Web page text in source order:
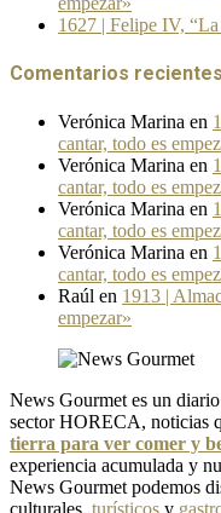
1627 | Felipe IV,
Comentarios recientes
Verónica Marina en
cantar, todo es
Verónica Marina en
cantar, todo es
Verónica Marina en
cantar, todo es
Verónica Marina en
cantar, todo es
Raúl en 1913 |
empezar»
News Gourmet es un
sector HORECA, noticias
tierra para ver comer y
experiencia acumulada y
News Gourmet podemos
culturales, turísticos y